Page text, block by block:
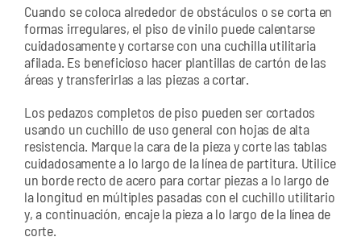
Cuando se coloca alrededor de obstáculos o se corta en
formas irregulares, el piso de vinilo puede calentarse
cuidadosamente y cortarse con una cuchilla utilitaria
afilada. Es beneficioso hacer plantillas de cartón de las
áreas y transferirlas a las piezas a cortar.
Los pedazos completos de piso pueden ser cortados
usando un cuchillo de uso general con hojas de alta
resistencia. Marque la cara de la pieza y corte las tablas
cuidadosamente a lo largo de la línea de partitura. Utilice
un borde recto de acero para cortar piezas a lo largo de
la longitud en múltiples pasadas con el cuchillo utilitario
y, a continuación, encaje la pieza a lo largo de la línea de
corte.